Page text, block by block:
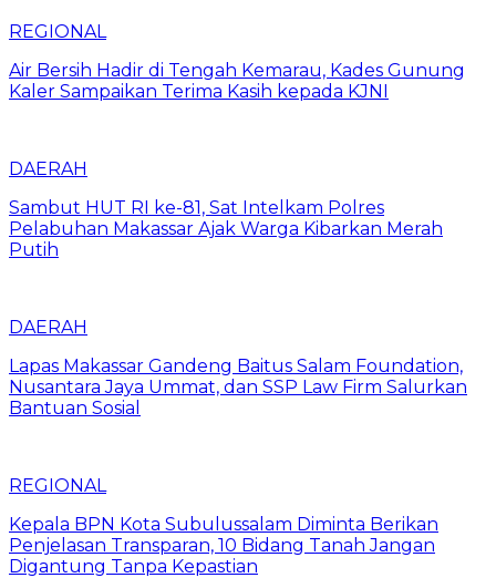
REGIONAL
Air Bersih Hadir di Tengah Kemarau, Kades Gunung
Kaler Sampaikan Terima Kasih kepada KJNI
DAERAH
Sambut HUT RI ke-81, Sat Intelkam Polres
Pelabuhan Makassar Ajak Warga Kibarkan Merah
Putih
DAERAH
Lapas Makassar Gandeng Baitus Salam Foundation,
Nusantara Jaya Ummat, dan SSP Law Firm Salurkan
Bantuan Sosial
REGIONAL
Kepala BPN Kota Subulussalam Diminta Berikan
Penjelasan Transparan, 10 Bidang Tanah Jangan
Digantung Tanpa Kepastian